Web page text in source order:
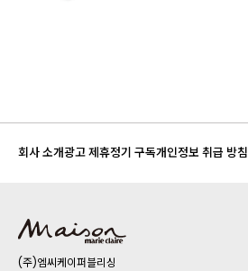
회사 소개광고 제휴정기 구독개인정보 취급 방침
(주)엠씨케이퍼블리싱